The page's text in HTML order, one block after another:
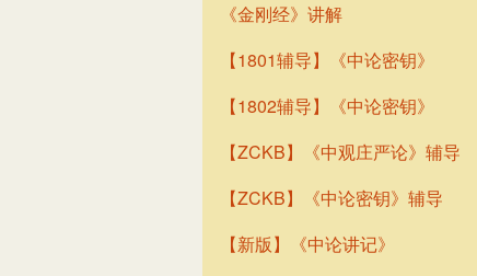
《金刚经》讲解
【1801辅导】《中论密钥》
【1802辅导】《中论密钥》
【ZCKB】《中观庄严论》辅导
【ZCKB】《中论密钥》辅导
【新版】《中论讲记》